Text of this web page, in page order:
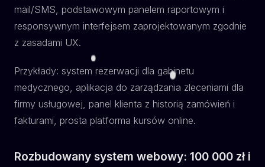
mail/SMS, podstawowym panelem raportowym i
responsywnym interfejsem zaprojektowanym zgodnie
z zasadami UX.
Przykłady: system rezerwacji dla gabinetu
medycznego, aplikacja do zarządzania zleceniami dla
firmy usługowej, panel klienta z historią zamówień i
fakturami, prosta platforma kursów online.
Rozbudowany system webowy: 100 000 zł i